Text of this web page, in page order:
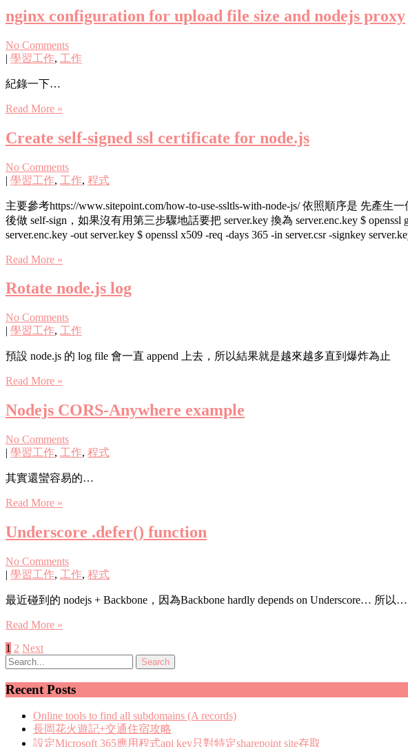
nginx configuration for upload file size and nodejs proxy
No Comments
| 學習工作, 工作
紀錄一下…
Read More »
Create self-signed ssl certificate for node.js
No Comments
| 學習工作, 工作, 程式
主要參考https://www.sitepoint.com/how-to-use-ssltls-with-node-js/ 依照順序是 先產
後做 self-sign，如果沒有用第三步驟地話要把 server.key 換為 server.enc.key $ openssl
server.enc.key -out server.key $ openssl x509 -req -days 365 -in server.csr -signkey
Read More »
Rotate node.js log
No Comments
| 學習工作, 工作
預設 node.js 的 log file 會一直 append 上去，所以結果就是越來越多直到爆炸為止
Read More »
Nodejs CORS-Anywhere example
No Comments
| 學習工作, 工作, 程式
其實還蠻容易的…
Read More »
Underscore .defer() function
No Comments
| 學習工作, 工作, 程式
最近碰到的 nodejs + Backbone，因為Backbone hardly depends on Underscore… 所以…
Read More »
Posts
pagination
1 2 Next
Recent Posts
Online tools to find all subdomains (A records)
長岡花火遊記+交通住宿攻略
設定Microsoft 365應用程式api key只對特定sharepoint site存取